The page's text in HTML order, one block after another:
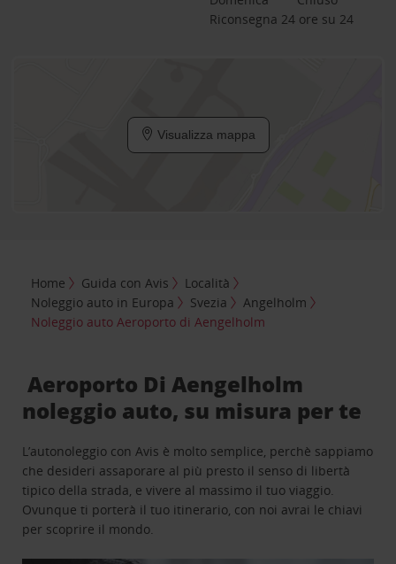
Riconsegna 24 ore su 24
Visualizza mappa
Home Guida con Avis
Località
Noleggio auto in Europa
Svezia
Angelholm
Noleggio auto Aeroporto di Aengelholm
Aeroporto Di Aengelholm
noleggio auto, su misura per te
L’autonoleggio con Avis è molto semplice, perchè sappiamo
che desideri assaporare al più presto il senso di libertà
tipico della strada, e vivere al massimo il tuo viaggio.
Ovunque ti porterà il tuo itinerario, con noi avrai le chiavi
per scoprire il mondo.